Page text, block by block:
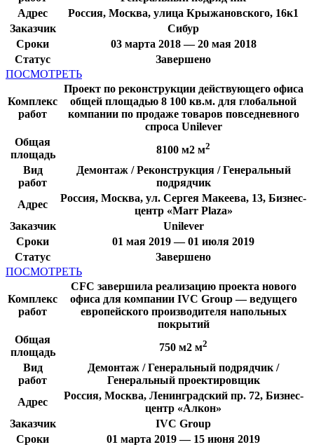
Адрес
Россия, Москва, улица Крыжановского, 16к1
Заказчик
Сибур
Сроки
03 марта 2018 — 20 мая 2018
Статус
Завершено
ПОСМОТРЕТЬ
Комплекс
работ
Проект по реконструкции действующего офиса
общей площадью 8 100 кв.м. для глобальной
компании по продаже товаров повседневного
спроса Unilever
Общая
площадь
8100 м2 м2
Вид
работ
Демонтаж / Реконструкция / Генеральный
подрядчик
Адрес
Россия, Москва, ул. Сергея Макеева, 13, Бизнес-
центр «Marr Plaza»
Заказчик
Unilever
Сроки
01 мая 2019 — 01 июля 2019
Статус
Завершено
ПОСМОТРЕТЬ
Комплекс
работ
CFC завершила реализацию проекта нового
офиса для компании IVC Group — ведущего
европейского производителя напольных
покрытий
Общая
площадь
750 м2 м2
Вид
работ
Демонтаж / Генеральный подрядчик /
Генеральный проектировщик
Адрес
Россия, Москва, Ленинградский пр. 72, Бизнес-
центр «Алкон»
Заказчик
IVC Group
Сроки
01 марта 2019 — 15 июня 2019